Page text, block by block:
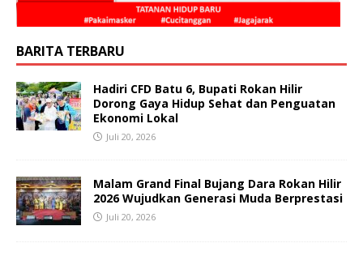
BARITA TERBARU
Hadiri CFD Batu 6, Bupati Rokan Hilir
Dorong Gaya Hidup Sehat dan Penguatan
Ekonomi Lokal
Juli 20, 2026
Malam Grand Final Bujang Dara Rokan Hilir
2026 Wujudkan Generasi Muda Berprestasi
Juli 20, 2026